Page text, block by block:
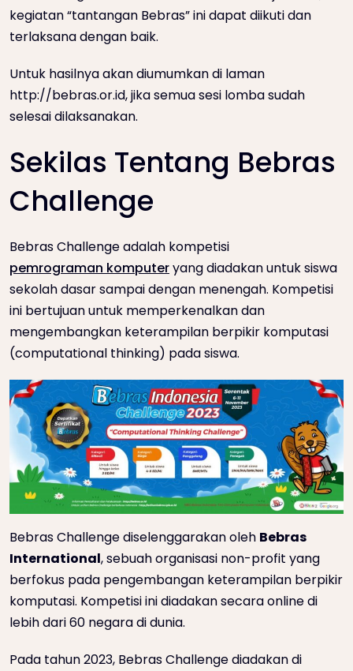
kegiatan “tantangan Bebras” ini dapat diikuti dan
terlaksana dengan baik.
Untuk hasilnya akan diumumkan di laman
http://bebras.or.id, jika semua sesi lomba sudah
selesai dilaksanakan.
Sekilas Tentang Bebras
Challenge
Bebras Challenge adalah kompetisi
pemrograman komputeryang diadakan untuk siswa
sekolah dasar sampai dengan menengah. Kompetisi
ini bertujuan untuk memperkenalkan dan
mengembangkan keterampilan berpikir komputasi
(computational thinking) pada siswa.
Bebras Challenge diselenggarakan oleh Bebras
International, sebuah organisasi non-profit yang
berfokus pada pengembangan keterampilan berpikir
komputasi. Kompetisi ini diadakan secara online di
lebih dari 60 negara di dunia.
Pada tahun 2023, Bebras Challenge diadakan di